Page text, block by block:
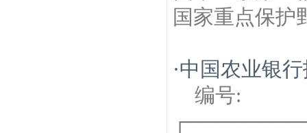
国家重点保护
·中国农业银
编号: